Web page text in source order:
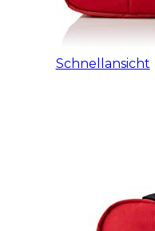
Schnellansicht